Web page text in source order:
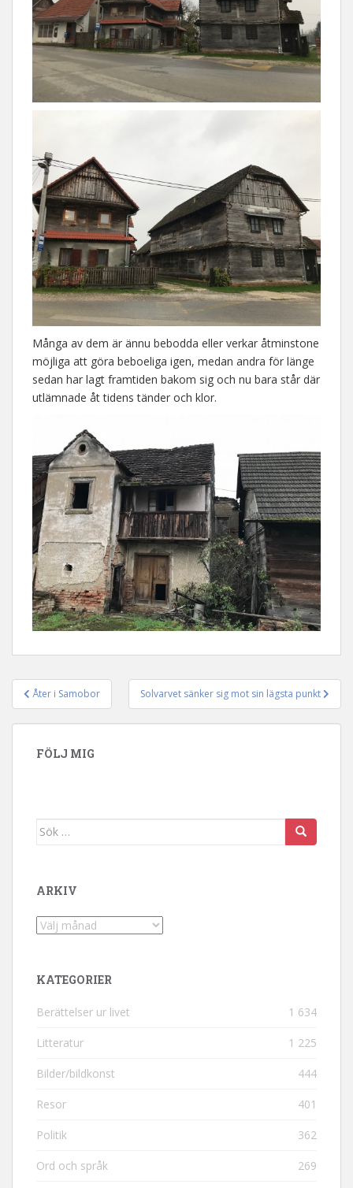
Många av dem är ännu bebodda eller verkar åtminstone
möjliga att göra beboeliga igen, medan andra för länge
sedan har lagt framtiden bakom sig och nu bara står där
utlämnade åt tidens tänder och klor.
Inläggsnavigering
Åter i Samobor Solvarvet sänker sig mot sin lägsta punkt
FÖLJ MIG
Sök efter:
ARKIV
Arkiv
KATEGORIER
Berättelser ur livet 1 634
Litteratur 1 225
Bilder/bildkonst 444
Resor 401
Politik 362
Ord och språk 269